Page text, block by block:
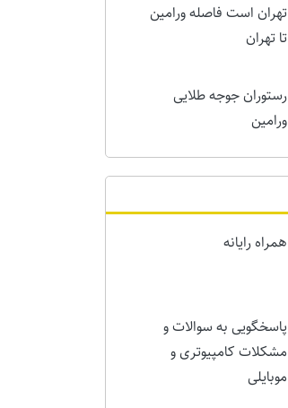
ورامین چند کیلومتری
تا تهران
رستوران جوجه طلایی
ورامین
پاسخگویی به سوالات و